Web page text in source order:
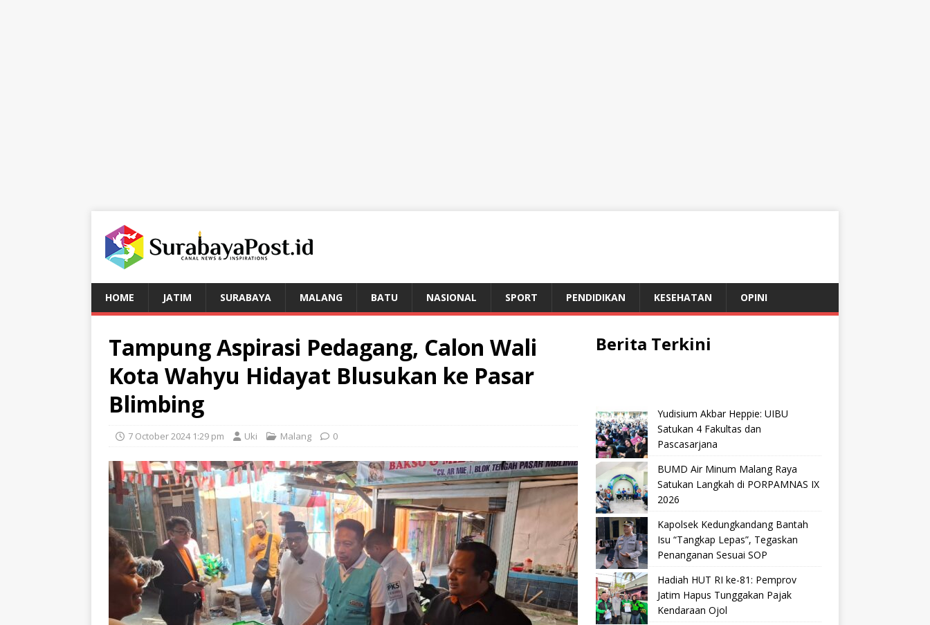
HOME JATIM SURABAYA MALANG BATU NASIONAL SPORT PENDIDIKAN KESEHATAN OPINI
Tampung Aspirasi Pedagang, Calon Wali
Kota Wahyu Hidayat Blusukan ke Pasar
Blimbing
7 October 2024 1:29 pm Uki Malang 0
Berita Terkini
Yudisium Akbar Heppie: UIBU
Satukan 4 Fakultas dan
Pascasarjana
BUMD Air Minum Malang Raya
Satukan Langkah di PORPAMNAS IX
2026
Kapolsek Kedungkandang Bantah
Isu “Tangkap Lepas”, Tegaskan
Penanganan Sesuai SOP
Hadiah HUT RI ke-81: Pemprov
Jatim Hapus Tunggakan Pajak
Kendaraan Ojol